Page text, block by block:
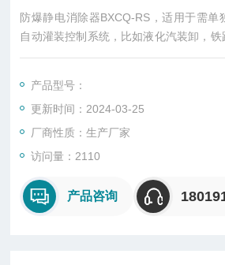
防爆静电消除器BXCQ-RS，适用于需单
自动灌装控制系统，比如液化汽装卸，铁
地控制器不仅能将液体转运过程中产生
产品型号：
更新时间：2024-03-25
厂商性质：生产厂家
访问量：2110
产品咨询